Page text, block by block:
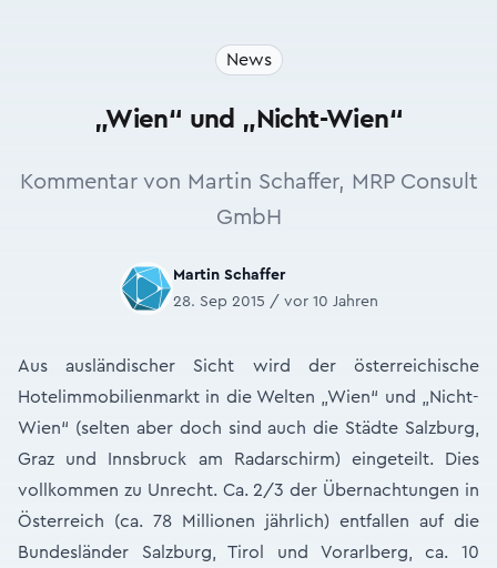
News
„Wien“ und „Nicht-Wien“
Kommentar von Martin Schaffer, MRP Consult
GmbH
Martin Schaffer
28. Sep 2015 / vor 10 Jahren
Aus ausländischer Sicht wird der österreichische
Hotelimmobilienmarkt in die Welten „Wien“ und „Nicht-
Wien“ (selten aber doch sind auch die Städte Salzburg,
Graz und Innsbruck am Radarschirm) eingeteilt. Dies
vollkommen zu Unrecht. Ca. 2/3 der Übernachtungen in
Österreich (ca. 78 Millionen jährlich) entfallen auf die
Bundesländer Salzburg, Tirol und Vorarlberg, ca. 10